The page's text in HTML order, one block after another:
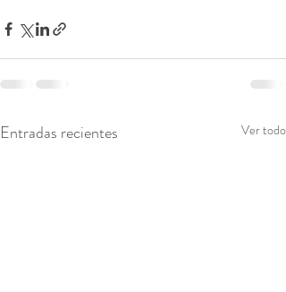
Entradas recientes Ver todo